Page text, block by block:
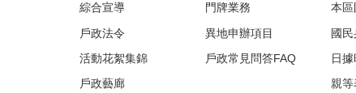
綜合宣導
戶政法令
活動花絮集錦
戶政藝廊
門牌業務
異地申辦項目
戶政常見問答FAQ
本
國
日
親等